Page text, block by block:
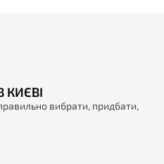
КИЄВІ
вибрати, придбати,